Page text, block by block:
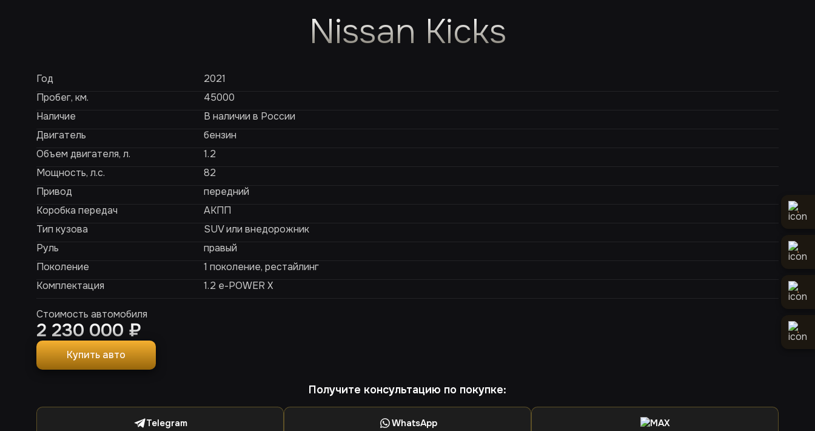
Nissan Kicks
Год
2021
Пробег, км.
45000
Наличие
В наличии в России
Двигатель
бензин
Объем двигателя, л.
1.2
Мощность, л.с.
82
Привод
передний
Коробка передач
АКПП
Тип кузова
SUV или внедорожник
Руль
правый
Поколение
1 поколение, рестайлинг
Комплектация
1.2 e-POWER X
Стоимость автомобиля
2 230 000 ₽
Купить авто
Получите консультацию по покупке:
Telegram WhatsApp MAX